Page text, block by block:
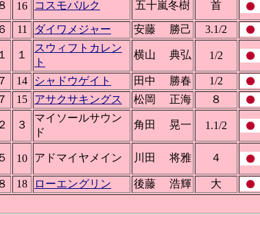
16 コスモバルク 五十嵐冬樹 首
６ 11 ダイワメジャー 安藤 勝己 3.1/2
１ １
スウィフトカレン
ト
横山 典弘 1/2
７ 14 シャドウゲイト 田中 勝春 1/2
７ 15 アサクサキングス 松岡 正海 ８
２ ３
マイソールサウン
ド
角田 晃一 1.1/2
５ 10 アドマイヤメイン 川田 将雅 ４
18 ローエングリン 後藤 浩輝 大